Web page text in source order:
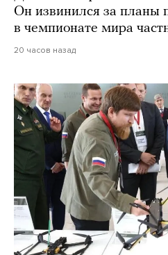
Он извинился за планы
в чемпионате мира
20 часов назад